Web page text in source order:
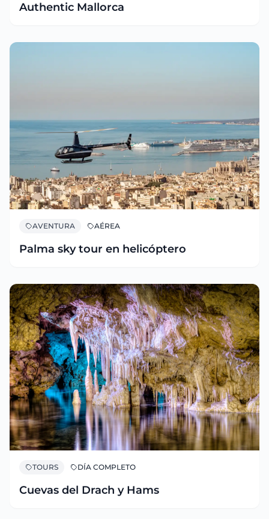
Authentic Mallorca
AVENTURA AÉREA
Palma sky tour en helicóptero
TOURS DÍA COMPLETO
Cuevas del Drach y Hams